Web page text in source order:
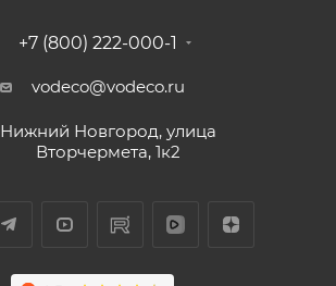
+7 (800) 222-000-1
vodeco@vodeco.ru
Нижний Новгород, улица
Вторчермета, 1к2